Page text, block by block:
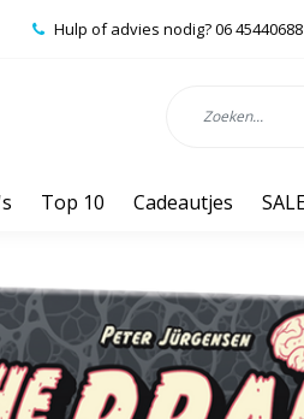
Hulp of advies nodig? 06 45440688
Top 10 Cadeautjes